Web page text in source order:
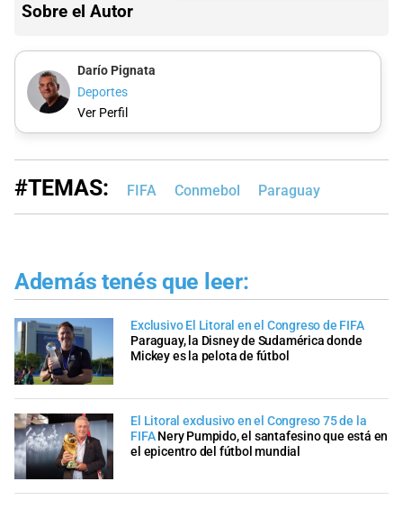
Sobre el Autor
Darío Pignata
Deportes
Ver Perfil
#TEMAS: FIFA Conmebol Paraguay
Además tenés que leer:
Exclusivo El Litoral en el Congreso de FIFA
Paraguay, la Disney de Sudamérica donde
Mickey es la pelota de fútbol
El Litoral exclusivo en el Congreso 75 de la
FIFA Nery Pumpido, el santafesino que está en
el epicentro del fútbol mundial